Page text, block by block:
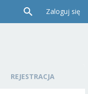
Zaloguj się
REJESTRACJA